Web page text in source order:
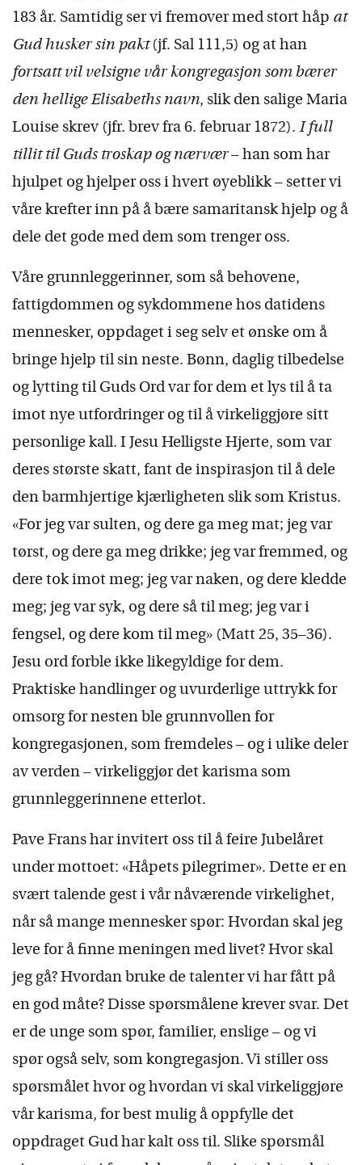
183 år. Samtidig ser vi fremover med stort håp at
Gud husker sin pakt(jf. Sal 111,5) og at han
fortsatt vil velsigne vår kongregasjon som bærer
den hellige Elisabeths navn, slik den salige Maria
Louise skrev (jfr. brev fra 6. februar 1872). I full
tillit til Guds troskap og nærvær– han som har
hjulpet og hjelper oss i hvert øyeblikk – setter vi
våre krefter inn på å bære samaritansk hjelp og å
dele det gode med dem som trenger oss.
Våre grunnleggerinner, som så behovene,
fattigdommen og sykdommene hos datidens
mennesker, oppdaget i seg selv et ønske om å
bringe hjelp til sin neste. Bønn, daglig tilbedelse
og lytting til Guds Ord var for dem et lys til å ta
imot nye utfordringer og til å virkeliggjøre sitt
personlige kall. I Jesu Helligste Hjerte, som var
deres største skatt, fant de inspirasjon til å dele
den barmhjertige kjærligheten slik som Kristus.
«For jeg var sulten, og dere ga meg mat; jeg var
tørst, og dere ga meg drikke; jeg var fremmed, og
dere tok imot meg; jeg var naken, og dere kledde
meg; jeg var syk, og dere så til meg; jeg var i
fengsel, og dere kom til meg» (Matt 25, 35–36).
Jesu ord forble ikke likegyldige for dem.
Praktiske handlinger og uvurderlige uttrykk for
omsorg for nesten ble grunnvollen for
kongregasjonen, som fremdeles – og i ulike deler
av verden – virkeliggjør det karisma som
grunnleggerinnene etterlot.
Pave Frans har invitert oss til å feire Jubelåret
under mottoet: «Håpets pilegrimer». Dette er en
svært talende gest i vår nåværende virkelighet,
når så mange mennesker spør: Hvordan skal jeg
leve for å finne meningen med livet? Hvor skal
jeg gå? Hvordan bruke de talenter vi har fått på
en god måte? Disse spørsmålene krever svar. Det
er de unge som spør, familier, enslige – og vi
spør også selv, som kongregasjon. Vi stiller oss
spørsmålet hvor og hvordan vi skal virkeliggjøre
vår karisma, for best mulig å oppfylle det
oppdraget Gud har kalt oss til. Slike spørsmål